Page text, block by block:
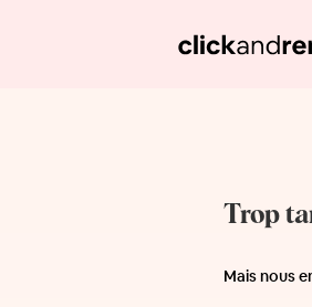
Trop
Mais nous